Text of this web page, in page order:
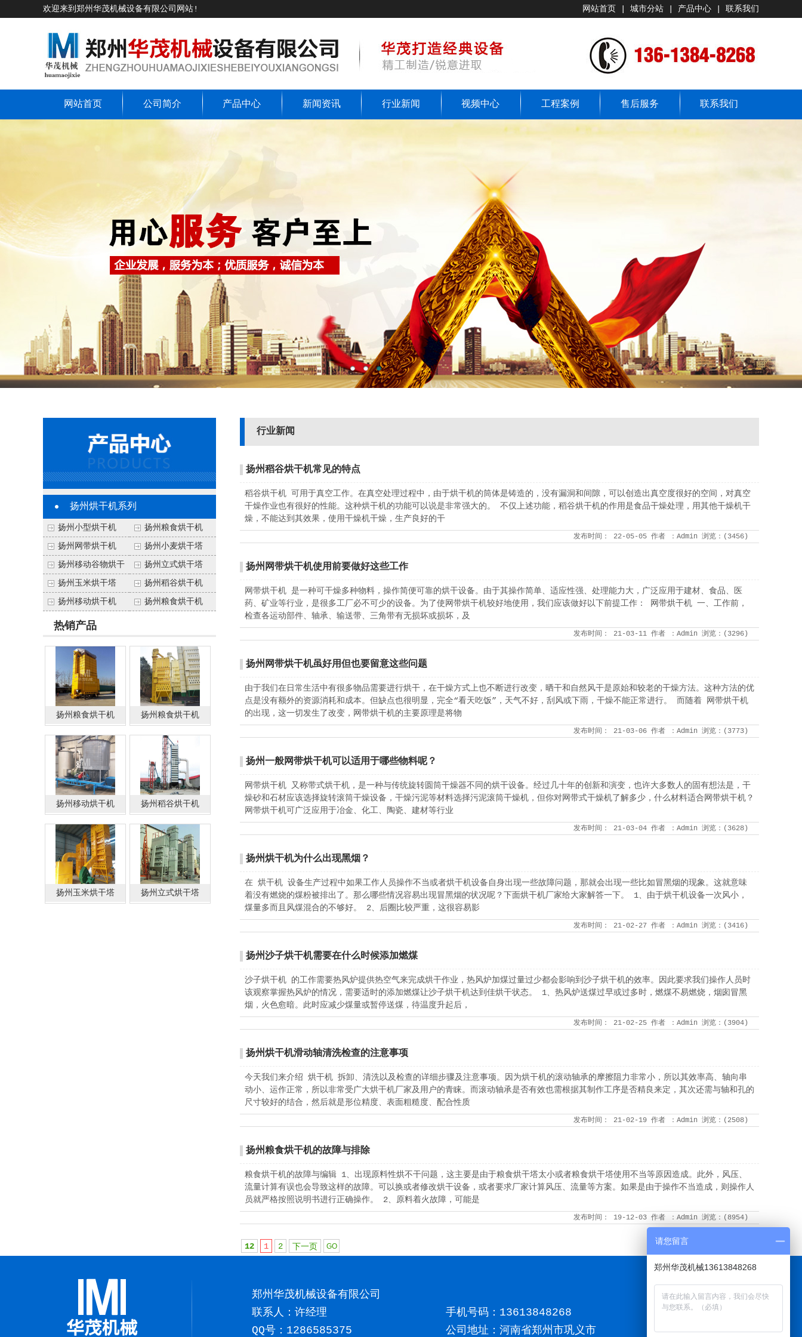
欢迎来到郑州华茂机械设备有限公司网站! 网站首页 城市分站 产品中心 联系我们
网站首页 公司简介 产品中心 新闻资讯 行业新闻 视频中心 工程案例 售后服务 联系我们
扬州烘干机系列
扬州小型烘干机
扬州粮食烘干机
（塔）
扬州网带烘干机
扬州小麦烘干塔
扬州移动谷物烘干
塔
扬州立式烘干塔
扬州玉米烘干塔
扬州稻谷烘干机
扬州移动烘干机
扬州粮食烘干机
热销产品
扬州粮食烘干机
（塔）
扬州粮食烘干机
扬州移动烘干机 扬州稻谷烘干机
扬州玉米烘干塔 扬州立式烘干塔
行业新闻
扬州稻谷烘干机常见的特点
稻谷烘干机 可用于真空工作。在真空处理过程中，由于烘干机的筒体是铸造的，没有漏洞和间隙，可以创造出真空度很好的空间，对真空
干燥作业也有很好的性能。这种烘干机的功能可以说是非常强大的。 不仅上述功能，稻谷烘干机的作用是食品干燥处理，用其他干燥机干
燥，不能达到其效果，使用干燥机干燥，生产良好的干
发布时间： 22-05-05 作者 ：Admin 浏览：( 3456 )
扬州网带烘干机使用前要做好这些工作
网带烘干机 是一种可干燥多种物料，操作简便可靠的烘干设备。由于其操作简单、适应性强、处理能力大，广泛应用于建材、食品、医
药、矿业等行业，是很多工厂必不可少的设备。为了使网带烘干机较好地使用，我们应该做好以下前提工作： 网带烘干机 一、工作前，
检查各运动部件、轴承、输送带、三角带有无损坏或损坏，及
发布时间： 21-03-11 作者 ：Admin 浏览：( 3296 )
扬州网带烘干机虽好用但也要留意这些问题
由于我们在日常生活中有很多物品需要进行烘干，在干燥方式上也不断进行改变，晒干和自然风干是原始和较老的干燥方法。这种方法的优
点是没有额外的资源消耗和成本。但缺点也很明显，完全“看天吃饭”，天气不好，刮风或下雨，干燥不能正常进行。 而随着 网带烘干机
的出现，这一切发生了改变，网带烘干机的主要原理是将物
发布时间： 21-03-06 作者 ：Admin 浏览：( 3773 )
扬州一般网带烘干机可以适用于哪些物料呢？
网带烘干机 又称带式烘干机，是一种与传统旋转圆筒干燥器不同的烘干设备。经过几十年的创新和演变，也许大多数人的固有想法是，干
燥砂和石材应该选择旋转滚筒干燥设备，干燥污泥等材料选择污泥滚筒干燥机，但你对网带式干燥机了解多少，什么材料适合网带烘干机？
网带烘干机可广泛应用于冶金、化工、陶瓷、建材等行业
发布时间： 21-03-04 作者 ：Admin 浏览：( 3628 )
扬州烘干机为什么出现黑烟？
在 烘干机 设备生产过程中如果工作人员操作不当或者烘干机设备自身出现一些故障问题，那就会出现一些比如冒黑烟的现象。这就意味
着没有燃烧的煤粉被排出了。那么哪些情况容易出现冒黑烟的状况呢？下面烘干机厂家给大家解答一下。 1、由于烘干机设备一次风小，
煤量多而且风煤混合的不够好。 2、后圈比较严重，这很容易影
发布时间： 21-02-27 作者 ：Admin 浏览：( 3416 )
扬州沙子烘干机需要在什么时候添加燃煤
沙子烘干机 的工作需要热风炉提供热空气来完成烘干作业，热风炉加煤过量过少都会影响到沙子烘干机的效率。因此要求我们操作人员时
该观察掌握热风炉的情况，需要适时的添加燃煤让沙子烘干机达到佳烘干状态。 1、热风炉送煤过早或过多时，燃煤不易燃烧，烟囱冒黑
烟，火色愈暗。此时应减少煤量或暂停送煤，待温度升起后，
发布时间： 21-02-25 作者 ：Admin 浏览：( 3904 )
扬州烘干机滑动轴清洗检查的注意事项
今天我们来介绍 烘干机 拆卸、清洗以及检查的详细步骤及注意事项。因为烘干机的滚动轴承的摩擦阻力非常小，所以其效率高、轴向串
动小、运作正常，所以非常受广大烘干机厂家及用户的青睐。而滚动轴承是否有效也需根据其制作工序是否精良来定，其次还需与轴和孔的
尺寸较好的结合，然后就是形位精度、表面粗糙度、配合性质
发布时间： 21-02-19 作者 ：Admin 浏览：( 2508 )
扬州粮食烘干机的故障与排除
粮食烘干机的故障与编辑 1、出现原料性烘不干问题，这主要是由于粮食烘干塔太小或者粮食烘干塔使用不当等原因造成。此外，风压、
流量计算有误也会导致这样的故障。可以换或者修改烘干设备，或者要求厂家计算风压、流量等方案。如果是由于操作不当造成，则操作人
员就严格按照说明书进行正确操作。 2、原料着火故障，可能是
发布时间： 19-12-03 作者 ：Admin 浏览：(8954 )
12 1 2 下一页
郑州华茂机械设备有限公司
联系人：许经理
手机号码： 13613848268
QQ号：1286585375
公司地址：河南省郑州市巩义市
请您留言
郑州华茂机械13613848268